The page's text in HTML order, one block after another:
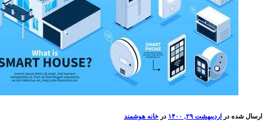
ارسال شده در اردیبهشت ۲۹, ۱۴۰۰ در خانه هوشمند